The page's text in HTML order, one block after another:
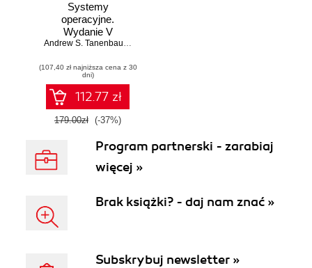
Systemy
operacyjne.
Wydanie V
Andrew S. Tanenbaum,
(107,40 zł najniższa cena z 30
dni)
112.77 zł
179.00zł (-37%)
Program partnerski - zarabiaj
więcej »
Brak książki? - daj nam znać »
Subskrybuj newsletter »